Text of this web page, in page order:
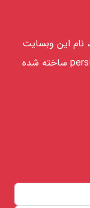
نام این وبسایت
pbmusic است و از اختصار persian bird music ساخته شده